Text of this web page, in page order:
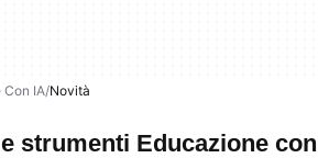
Con IA Novità
strumenti Educazione con